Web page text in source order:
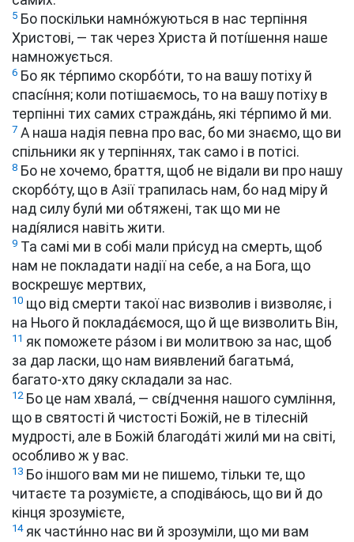
5 Бо поскільки намно́жуються в нас терпіння
Христові, — так через Христа й поті́шення наше
намножується.
6 Бо як те́рпимо скорбо́ти, то на вашу потіху й
спасі́ння; коли потішаємось, то на вашу потіху в
терпінні тих самих стражда́нь, які те́рпимо й ми.
7 А наша надія певна про вас, бо ми знаємо, що ви
спільники як у терпіннях, так само і в потісі.
8 Бо не хочемо, браття, щоб не відали ви про нашу
скорбо́ту, що в Азії трапилась нам, бо над міру й
над силу були́ ми обтяжені, так що ми не
наді́ялися навіть жити.
9 Та самі ми в собі мали при́суд на смерть, щоб
нам не покладати надії на себе, а на Бога, що
воскрешує мертвих,
10 що від смерти такої нас визволив і визволяє, і
на Нього й поклада́ємося, що й ще визволить Він,
11 як поможете ра́зом і ви молитвою за нас, щоб
за дар ласки, що нам виявлений багатьма́,
багато-хто дяку складали за нас.
12Бо це нам хвала́, — сві́дчення нашого сумління,
що в святості й чистості Божій, не в тілесній
мудрості, але в Божій благода́ті жили́ ми на світі,
особливо ж у вас.
13 Бо іншого вам ми не пишемо, тільки те, що
читаєте та розумієте, а сподіва́юсь, що ви й до
кінця зрозумієте,
14як части́нно нас ви й зрозуміли, що ми вам